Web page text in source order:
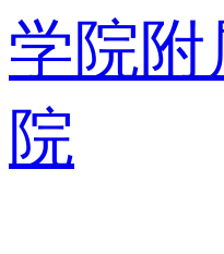
学院附
院